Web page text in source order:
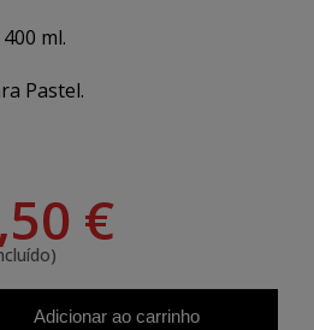
ml.
Pastel.
€
Adicionar ao carrinho